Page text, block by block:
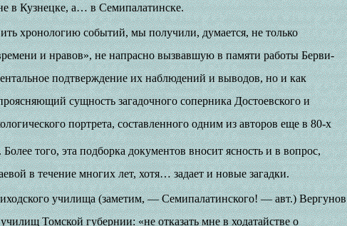
в Кузнецке, а… в Семипалатинске.
хронологию событий, мы получили, думается, не только
и нравов», не напрасно вызвавшую в памяти работы Берви-
подтверждение их наблюдений и выводов, но и как
сущность загадочного соперника Достоевского и
портрета, составленного одним из авторов еще в 80-х
Более того, эта подборка документов вносит ясность и в вопрос,
в течение многих лет, хотя… задает и новые загадки.
училища (заметим, — Семипалатинского! — авт.) Вергунов
Томской губернии: «не отказать мне в ходатайстве о